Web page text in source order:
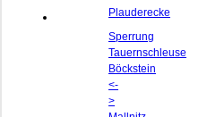
Plauderecke
Sperrung
Tauernschleuse
Böckstein
<-
>